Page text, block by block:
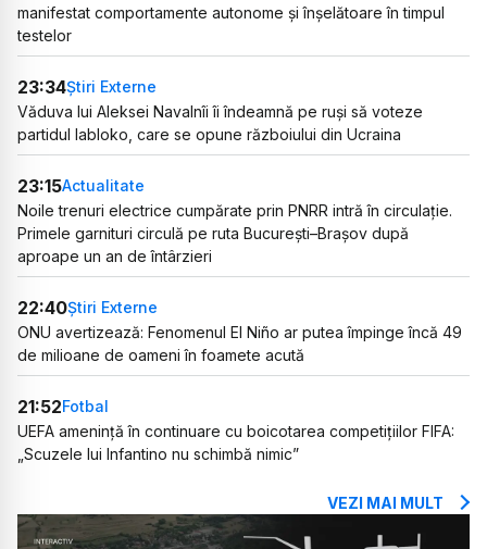
manifestat comportamente autonome și înșelătoare în timpul
testelor
23:34Știri Externe
Văduva lui Aleksei Navalnîi îi îndeamnă pe ruși să voteze
partidul Iabloko, care se opune războiului din Ucraina
23:15Actualitate
Noile trenuri electrice cumpărate prin PNRR intră în circulație.
Primele garnituri circulă pe ruta București–Brașov după
aproape un an de întârzieri
22:40Știri Externe
ONU avertizează: Fenomenul El Niño ar putea împinge încă 49
de milioane de oameni în foamete acută
21:52Fotbal
UEFA amenință în continuare cu boicotarea competițiilor FIFA:
„Scuzele lui Infantino nu schimbă nimic”
VEZI MAI MULT